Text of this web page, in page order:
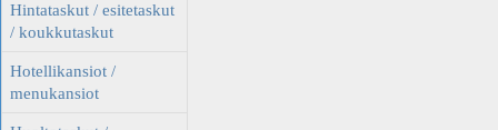
Hintataskut / esitetaskut
/ koukkutaskut
Hotellikansiot /
menukansiot